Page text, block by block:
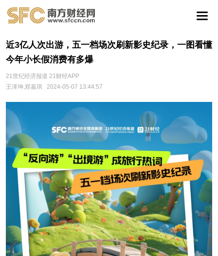
近3亿人次出游，五一档场次刷新影史纪录，一图看懂
今年小长假消费有多爆
21世纪经济报道 21财经APP
王泽坤,郑嘉琪
2024-05-07 13:44:57